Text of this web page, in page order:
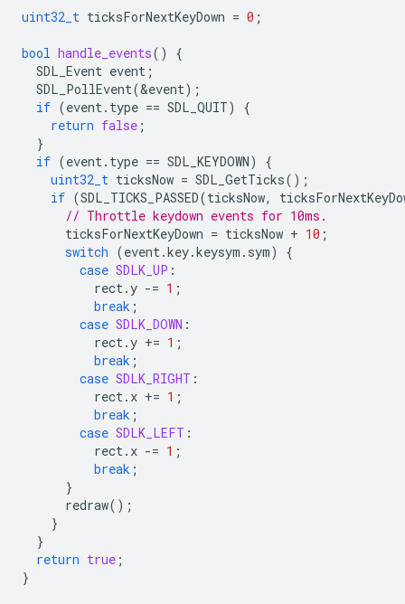
uint32_t ticksForNextKeyDown = 0 ;
bool handle_events()
{
SDL_Event event ;
SDL_PollEvent(&event);
if (event. type == SDL_QUIT)
{
return false ;
}
if (event. type == SDL_KEYDOWN)
{
uint32_t ticksNow = SDL_GetTicks();
if (SDL_TICKS_PASSED(ticksNow,
// Throttle keydown events for 10ms.
ticksForNextKeyDown = ticksNow + 10 ;
switch (event.key.keysym . sym)
{
case SDLK_UP :
rect.y -= 1 ;
break ;
case SDLK_DOWN :
rect.y += 1 ;
break ;
case SDLK_RIGHT :
rect. x += 1 ;
break ;
case SDLK_LEFT :
rect. x -= 1 ;
break ;
}
redraw();
}
}
return true ;
}